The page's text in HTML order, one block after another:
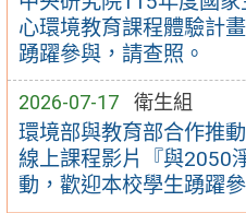
心環境教育課程體驗計
踴躍參與，請查照。
2026-07-17 衛生組
環境部與教育部合作推
線上課程影片『與2050
動，歡迎本校學生踴躍參